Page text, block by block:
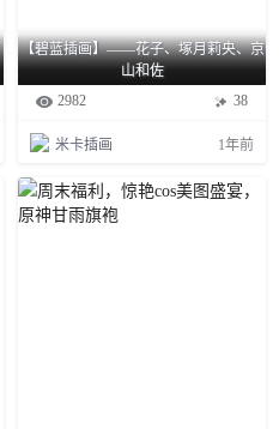
【碧蓝插画】——花子、塚月莉央、京
山和佐
2982
38
米卡插画 1年前